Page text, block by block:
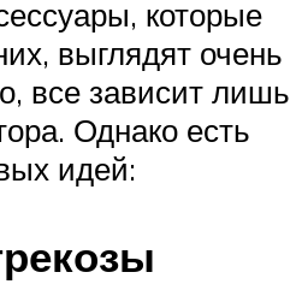
которые
выглядят очень
все зависит лишь
Однако есть
идей: